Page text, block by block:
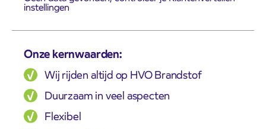
instellingen
Onze kernwaarden:
Wij rijden altijd op HVO Brandstof
Duurzaam in veel aspecten
Flexibel